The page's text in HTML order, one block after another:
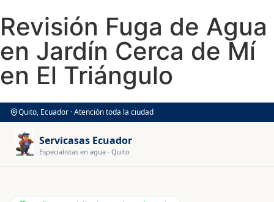
Revisión Fuga de Agua
en Jardín Cerca de Mí
en El Triángulo